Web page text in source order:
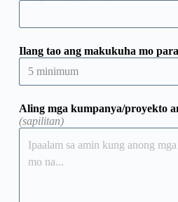
Ilang tao ang makukuha mo
Aling mga kumpanya/proyekto
(sapilitan)